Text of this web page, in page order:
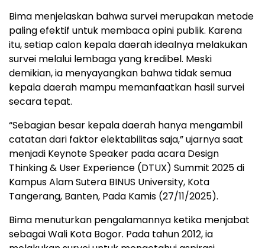
Bima menjelaskan bahwa survei merupakan metode
paling efektif untuk membaca opini publik. Karena
itu, setiap calon kepala daerah idealnya melakukan
survei melalui lembaga yang kredibel. Meski
demikian, ia menyayangkan bahwa tidak semua
kepala daerah mampu memanfaatkan hasil survei
secara tepat.
“Sebagian besar kepala daerah hanya mengambil
catatan dari faktor elektabilitas saja,” ujarnya saat
menjadi Keynote Speaker pada acara Design
Thinking & User Experience (DTUX) Summit 2025 di
Kampus Alam Sutera BINUS University, Kota
Tangerang, Banten, Pada Kamis (27/11/2025).
Bima menuturkan pengalamannya ketika menjabat
sebagai Wali Kota Bogor. Pada tahun 2012, ia